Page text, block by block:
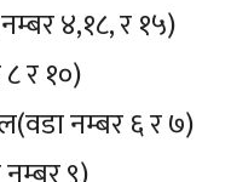
४,१८, र १५)
र १०)
नम्बर ६ र ७)